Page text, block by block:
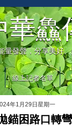
華鱻
量發聲，分享美好
線上記者名單
年1月29日星期一
錨困路口轉